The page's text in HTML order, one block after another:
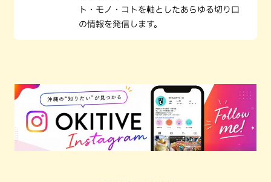
ト・モノ・コトを軸としたあらゆる切り口
の情報を発信します。